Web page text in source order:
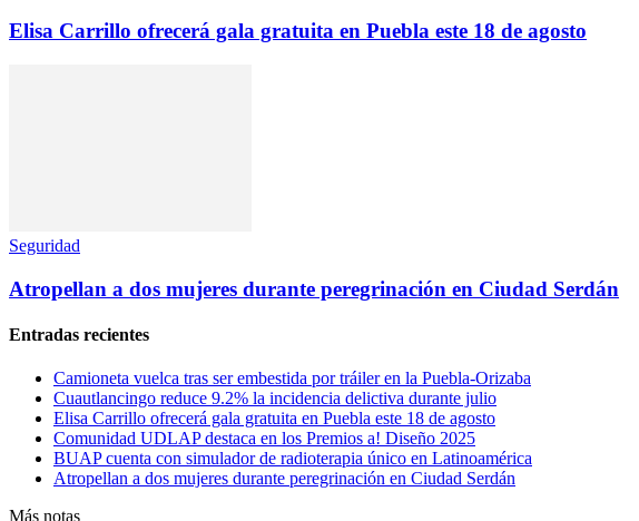
Elisa Carrillo ofrecerá gala gratuita en Puebla este 18 de agosto
Seguridad
Atropellan a dos mujeres durante peregrinación en Ciudad Serdán
Entradas recientes
Camioneta vuelca tras ser embestida por tráiler en la Puebla-Orizaba
Cuautlancingo reduce 9.2% la incidencia delictiva durante julio
Elisa Carrillo ofrecerá gala gratuita en Puebla este 18 de agosto
Comunidad UDLAP destaca en los Premios a! Diseño 2025
BUAP cuenta con simulador de radioterapia único en Latinoamérica
Atropellan a dos mujeres durante peregrinación en Ciudad Serdán
Más notas